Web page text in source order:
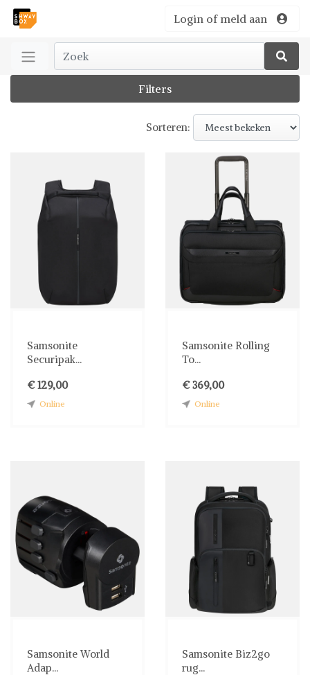
Login of meld aan
Filters
Sorteren:
Samsonite
Securipak...
€ 129,00
Online
Samsonite Rolling
To...
€ 369,00
Online
Samsonite World
Adap...
Samsonite Biz2go
rug...